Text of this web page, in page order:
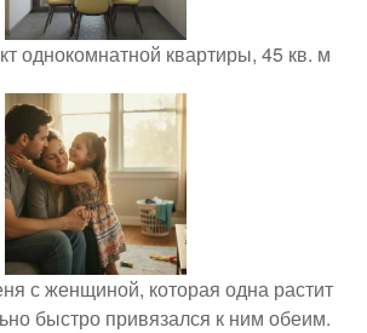
однокомнатной квартиры, 45 кв. м
с женщиной, которая одна растит
быстро привязался к ним обеим.